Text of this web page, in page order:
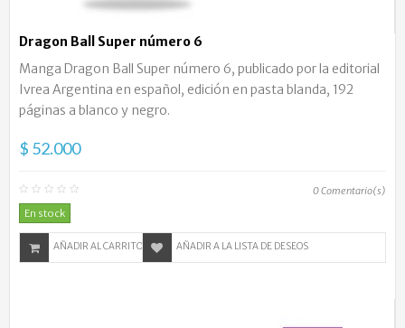
Dragon Ball Super número 6
Manga Dragon Ball Super número 6, publicado por la editorial
Ivrea Argentina en español, edición en pasta blanda, 192
páginas a blanco y negro.
$ 52.000
0Comentario(s)
En stock
AÑADIR AL CARRITO AÑADIR A LA LISTA DE DESEOS